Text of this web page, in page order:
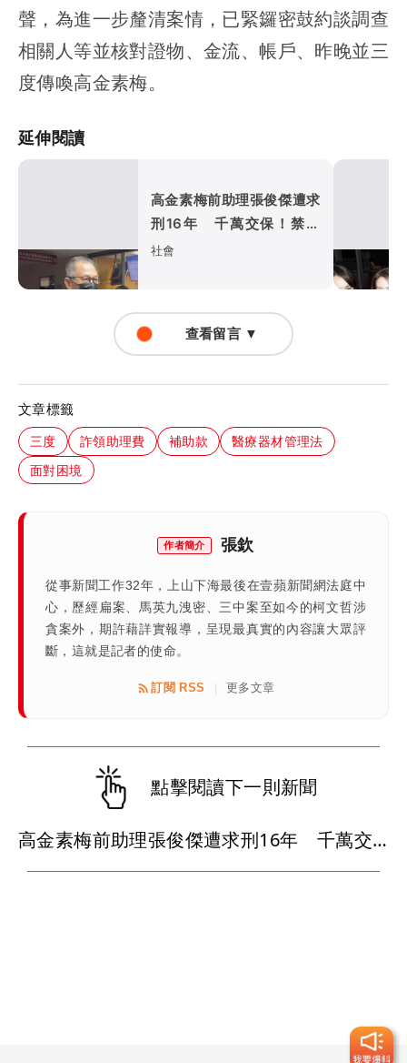
聲，為進一步釐清案情，已緊鑼密鼓約談調查
相關人等並核對證物、金流、帳戶、昨晚並三
度傳喚高金素梅。
延伸閱讀
高金素梅前助理張俊傑遭求
刑16年 千萬交保！禁接
觸被告證人
社會
查看留言 ▼
文章標籤
三度 詐領助理費 補助款
醫療器材管理法
面對困境
作者簡介 張欽
從事新聞工作32年，上山下海最後在壹蘋新聞網法庭中
心，歷經扁案、馬英九洩密、三中案至如今的柯文哲涉
貪案外，期許藉詳實報導，呈現最真實的內容讓大眾評
斷，這就是記者的使命。
訂閱 RSS 更多文章
點擊閱讀下一則新聞
高金素梅前助理張俊傑遭求刑16年 千萬交保！禁接觸被告證人